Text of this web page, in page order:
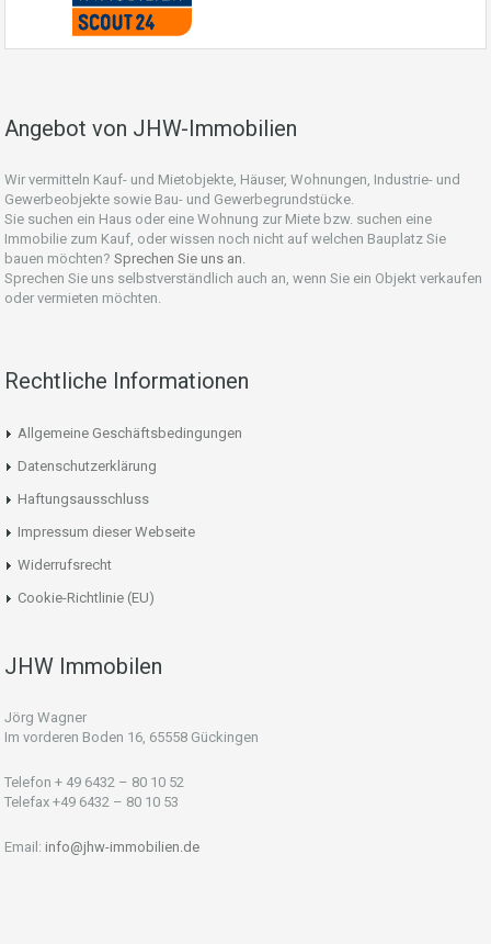
Angebot von JHW-Immobilien
Wir vermitteln Kauf- und Mietobjekte, Häuser, Wohnungen, Industrie- und
Gewerbeobjekte sowie Bau- und Gewerbegrundstücke.
Sie suchen ein Haus oder eine Wohnung zur Miete bzw. suchen eine
Immobilie zum Kauf, oder wissen noch nicht auf welchen Bauplatz Sie
bauen möchten? Sprechen Sie uns an.
Sprechen Sie uns selbstverständlich auch an, wenn Sie ein Objekt verkaufen
oder vermieten möchten.
Rechtliche Informationen
Allgemeine Geschäftsbedingungen
Datenschutzerklärung
Haftungsausschluss
Impressum dieser Webseite
Widerrufsrecht
Cookie-Richtlinie (EU)
JHW Immobilen
Jörg Wagner
Im vorderen Boden 16, 65558 Gückingen
Telefon + 49 6432 – 80 10 52
Telefax +49 6432 – 80 10 53
Email: info@jhw-immobilien.de